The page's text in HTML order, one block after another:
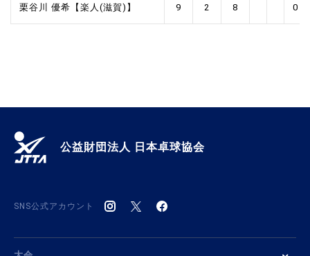
栗谷川 優希【楽人(滋賀)】 9 2 8 0
公益財団法人 日本卓球協会
SNS公式アカウント